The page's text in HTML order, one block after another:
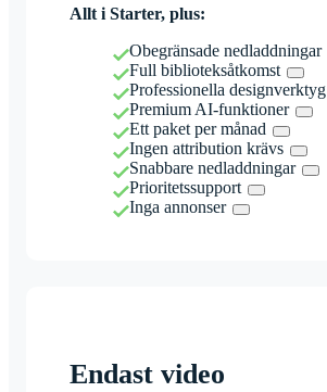
Allt i Starter, plus:
Obegränsade nedladdningar
Full biblioteksåtkomst
Professionella designverktyg
Premium AI-funktioner
Ett paket per månad
Ingen attribution krävs
Snabbare nedladdningar
Prioritetssupport
Inga annonser
Endast video